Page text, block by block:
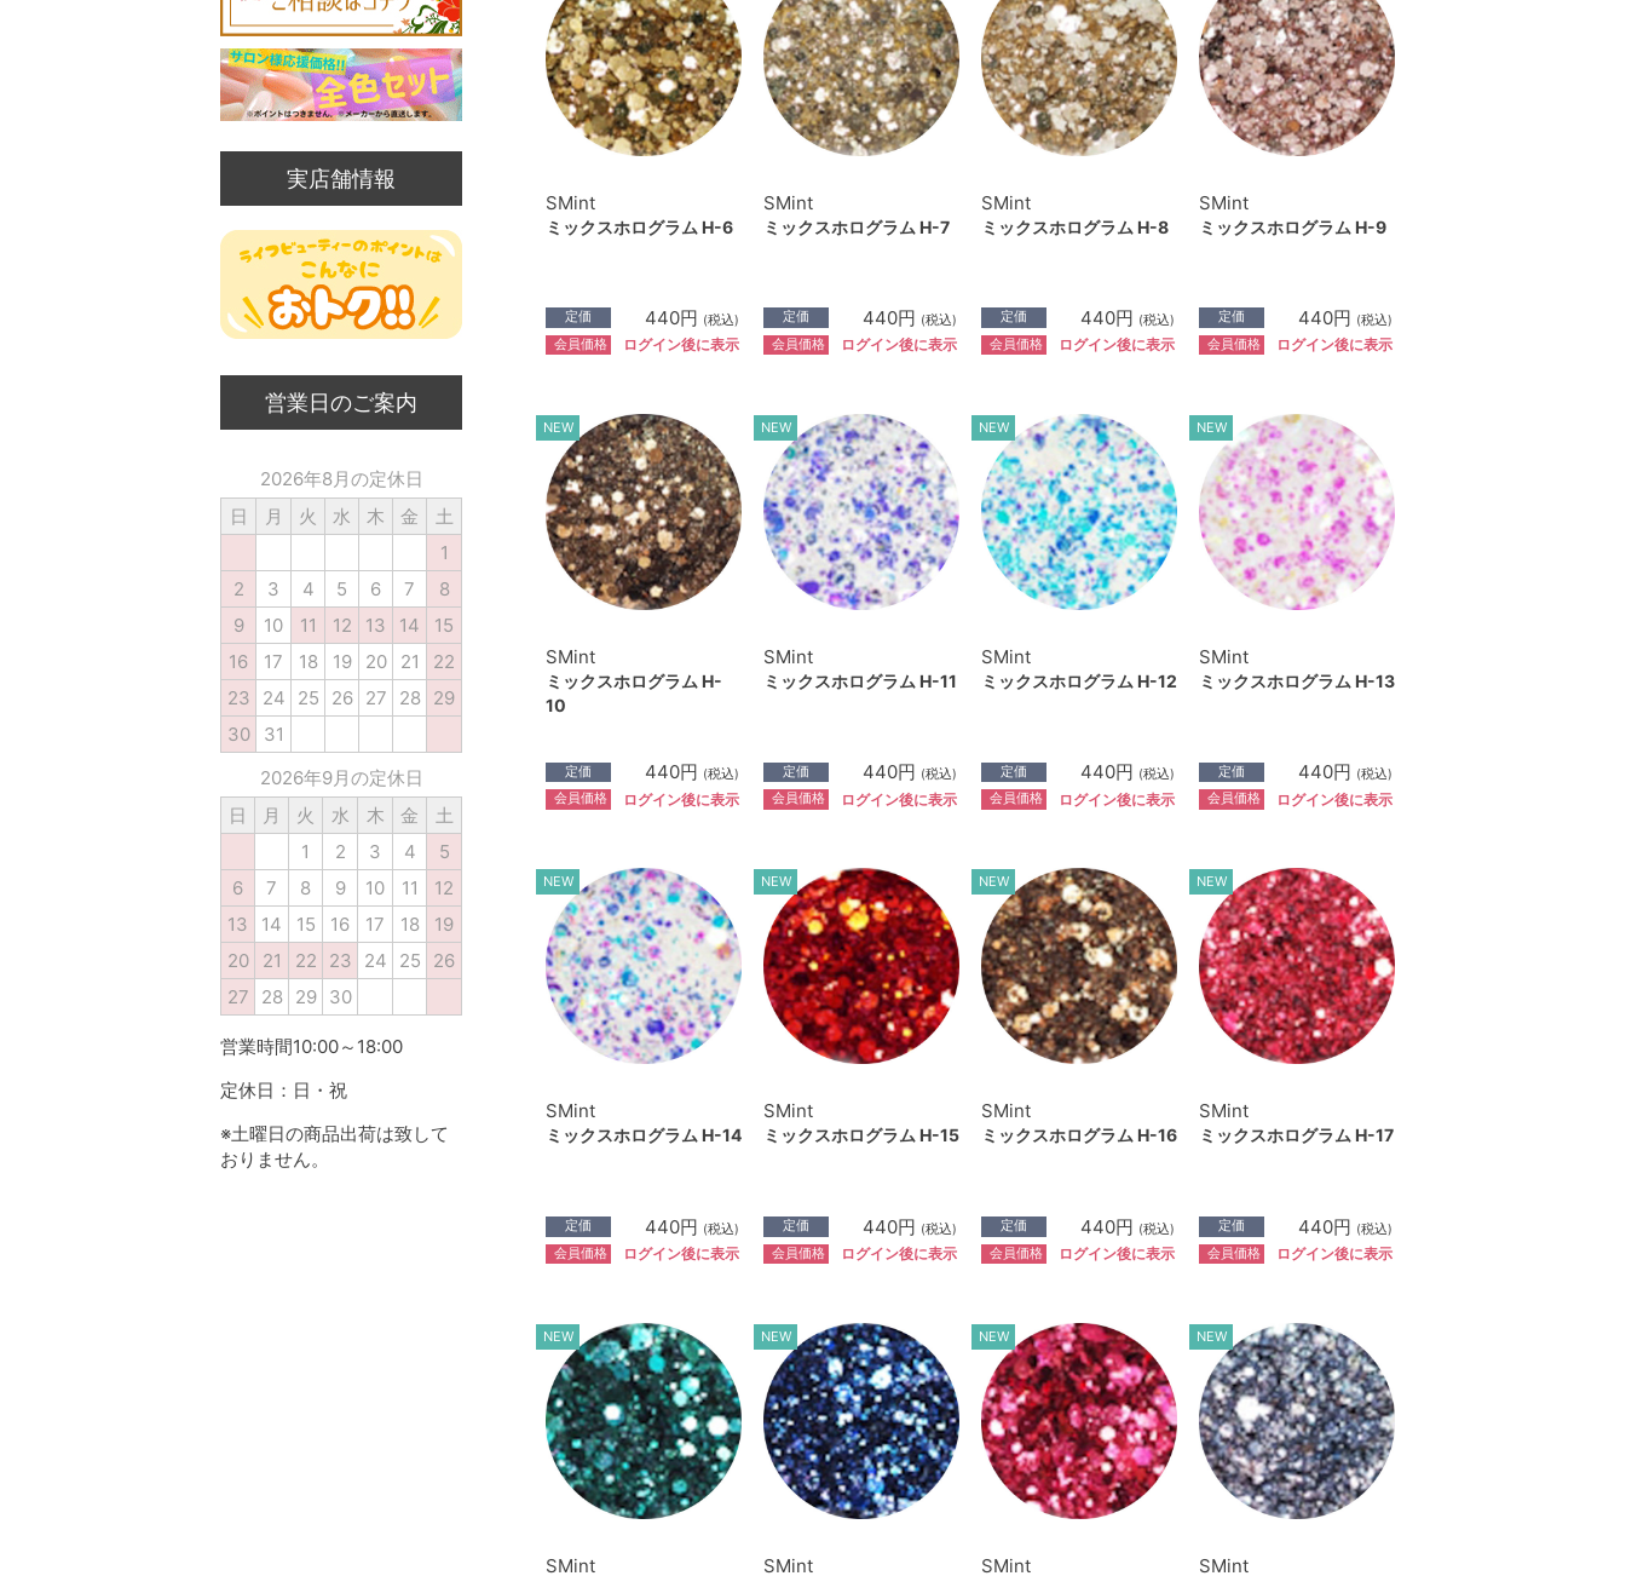
SMint
ミックスホログラム H-6
定価 440円 (税込)
会員価格 ログイン後に表示
SMint
ミックスホログラム H-7
定価 440円 (税込)
会員価格 ログイン後に表示
SMint
ミックスホログラム H-8
定価 440円 (税込)
会員価格 ログイン後に表示
SMint
ミックスホログラム H-9
定価 440円 (税込)
会員価格 ログイン後に表示
NEW
SMint
ミックスホログラム H-
10
定価 440円 (税込)
会員価格 ログイン後に表示
NEW
SMint
ミックスホログラム H-11
定価 440円 (税込)
会員価格 ログイン後に表示
NEW
SMint
ミックスホログラム H-12
定価 440円 (税込)
会員価格 ログイン後に表示
NEW
SMint
ミックスホログラム H-13
定価 440円 (税込)
会員価格 ログイン後に表示
NEW
SMint
ミックスホログラム H-14
定価 440円 (税込)
会員価格 ログイン後に表示
NEW
SMint
ミックスホログラム H-15
定価 440円 (税込)
会員価格 ログイン後に表示
NEW
SMint
ミックスホログラム H-16
定価 440円 (税込)
会員価格 ログイン後に表示
NEW
SMint
ミックスホログラム H-17
定価 440円 (税込)
会員価格 ログイン後に表示
NEW
SMint
NEW
SMint
NEW
SMint
NEW
SMint
実店舗情報
営業日のご案内
2026年8月の定休日
日
月 火 水 木 金
土
1
2
3 4 5 6 7
8
9
10 11 12 13 14
15
16
17 18 19 20 21
22
23
24 25 26 27 28
29
30
31
2026年9月の定休日
日
月 火 水 木 金
土
1
2 3 4
5
6
7 8 9 10 11
12
13
14 15 16 17 18
19
20
21 22 23 24 25
26
27
28 29 30
営業時間10:00～18:00
定休日：日・祝
※土曜日の商品出荷は致して
おりません。